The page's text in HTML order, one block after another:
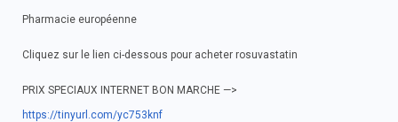
Pharmacie européenne
Cliquez sur le lien ci-dessous pour acheter rosuvastatin
PRIX SPECIAUX INTERNET BON MARCHE —>
https://tinyurl.com/yc753knf